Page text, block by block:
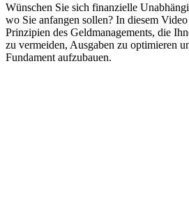
Wünschen Sie sich finanzielle
wo Sie anfangen sollen? In diesem
Prinzipien des Geldmanagements, die
zu vermeiden, Ausgaben zu optimieren
Fundament aufzubauen.